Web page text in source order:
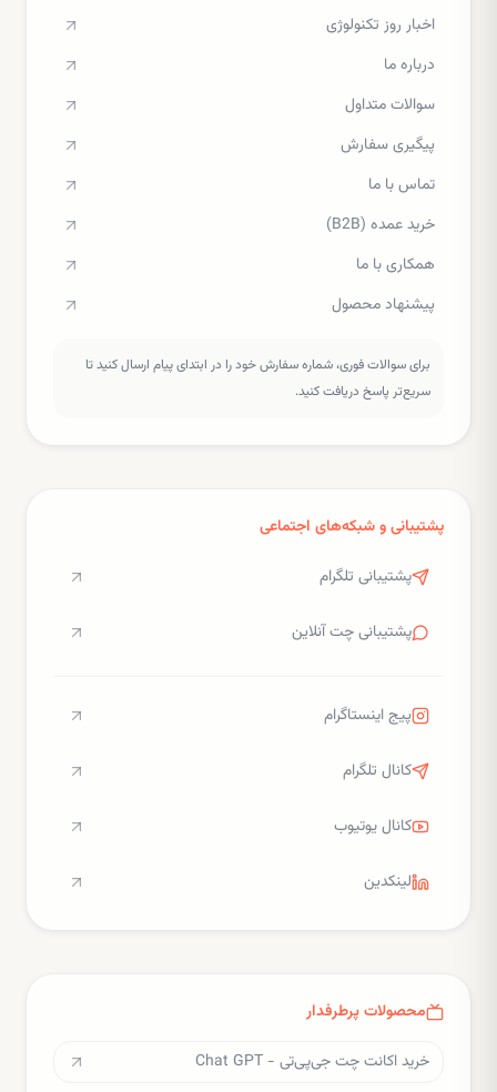
اخبار روز تکنولوژی
درباره ما
سوالات متداول
پیگیری سفارش
تماس با ما
خرید عمده (B2B)
همکاری با ما
پیشنهاد محصول
برای سوالات فوری، شماره سفارش خود را در ابتدای پیام ارسال کنید تا
سریع‌تر پاسخ دریافت کنید.
پشتیبانی و شبکه‌های اجتماعی
پشتیبانی تلگرام
پشتیبانی چت آنلاین
پیج اینستاگرام
کانال تلگرام
کانال یوتیوب
لینکدین
محصولات پرطرفدار
خرید اکانت چت جی‌پی‌تی - Chat GPT